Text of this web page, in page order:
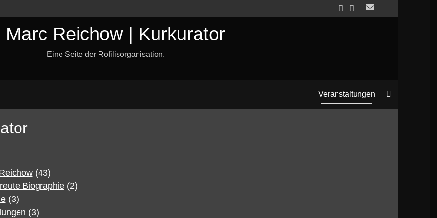
Marc Reichow | Kurkurator
Eine Seite der Rofilisorganisation.
Veranstaltungen
(43)
Biographie(2)
(3)
(3)